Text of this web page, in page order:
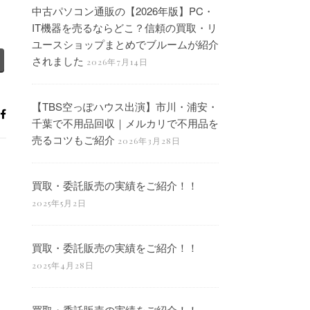
中古パソコン通販の【2026年版】PC・
IT機器を売るならどこ？信頼の買取・リ
ユースショップまとめでブルームが紹介
されました 2026年7月14日
【TBS空っぽハウス出演】市川・浦安・
千葉で不用品回収｜メルカリで不用品を
売るコツもご紹介 2026年3月28日
買取・委託販売の実績をご紹介！！
2025年5月2日
買取・委託販売の実績をご紹介！！
2025年4月28日